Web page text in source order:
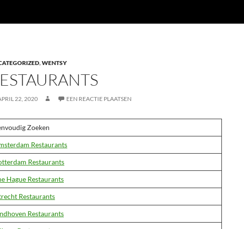
,WENTSY
22, 2020 EEN REACTIE PLAATSEN
Zoeken
Restaurants
Restaurants
Hague Restaurants
Restaurants
Restaurants